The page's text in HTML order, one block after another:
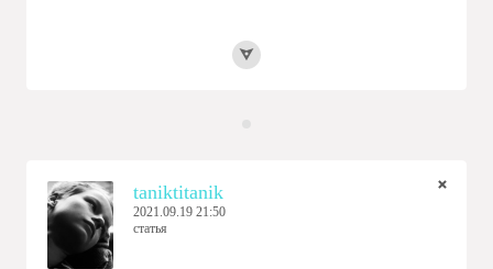
taniktitanik
2021.09.19 21:50
статья